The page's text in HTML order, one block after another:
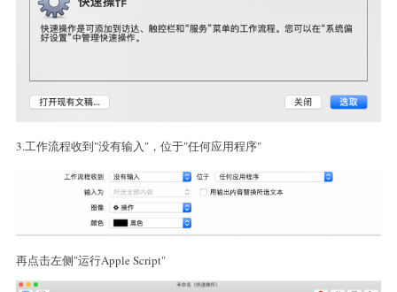
3.工作流程收到"没有输入"，位于"任何应用程序"
再点击左侧"运行Apple Script"